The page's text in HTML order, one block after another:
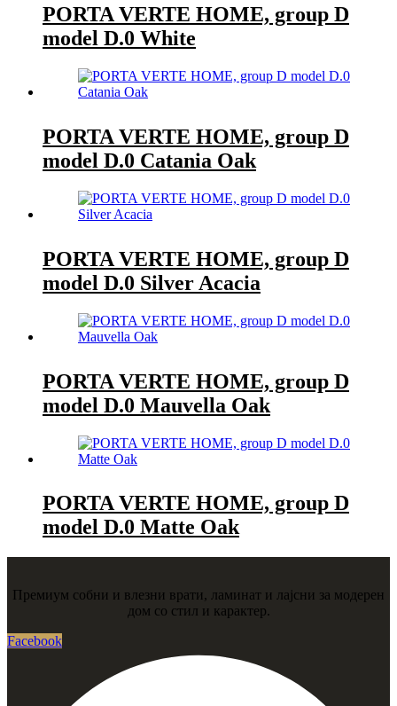
PORTA VERTE HOME, group D
model D.0 White
PORTA VERTE HOME, group D
model D.0 Catania Oak
PORTA VERTE HOME, group D
model D.0 Silver Acacia
PORTA VERTE HOME, group D
model D.0 Mauvella Oak
PORTA VERTE HOME, group D
model D.0 Matte Oak
Премиум собни и влезни врати, ламинат и лајсни за модерен
дом со стил и карактер.
Facebook